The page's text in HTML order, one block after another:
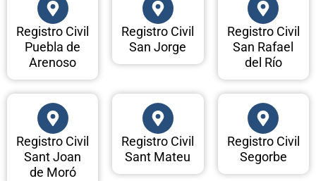
Registro Civil
Puebla de
Arenoso
Registro Civil
San Jorge
Registro Civil
San Rafael
del Río
Registro Civil
Sant Joan
de Moró
Registro Civil
Sant Mateu
Registro Civil
Segorbe